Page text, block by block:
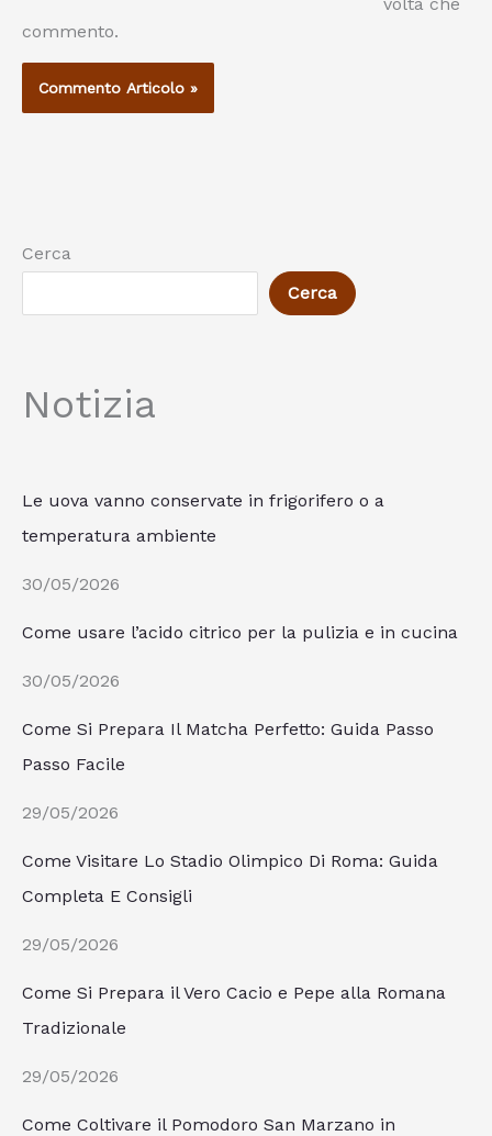
commento.
Cerca
Cerca
Notizia
Le uova vanno conservate in frigorifero o a
temperatura ambiente
30/05/2026
Come usare l’acido citrico per la pulizia e in cucina
30/05/2026
Come Si Prepara Il Matcha Perfetto: Guida Passo
Passo Facile
29/05/2026
Come Visitare Lo Stadio Olimpico Di Roma: Guida
Completa E Consigli
29/05/2026
Come Si Prepara il Vero Cacio e Pepe alla Romana
Tradizionale
29/05/2026
Come Coltivare il Pomodoro San Marzano in